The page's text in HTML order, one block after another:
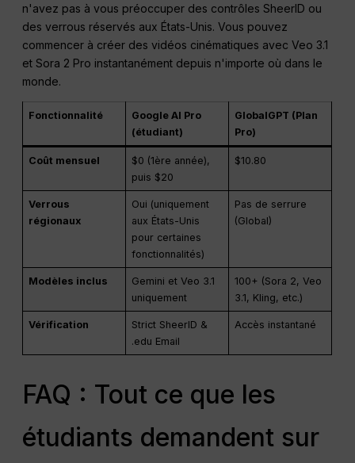
n'avez pas à vous préoccuper des contrôles SheerID ou
des verrous réservés aux États-Unis. Vous pouvez
commencer à créer des vidéos cinématiques avec Veo 3.1
et Sora 2 Pro instantanément depuis n'importe où dans le
monde.
Fonctionnalité
Google AI Pro
(étudiant)
GlobalGPT (Plan
Pro)
Coût mensuel
$0 (1ère année),
puis $20
$10.80
Verrous
régionaux
Oui (uniquement
aux États-Unis
pour certaines
fonctionnalités)
Pas de serrure
(Global)
Modèles inclus
Gemini et Veo 3.1
uniquement
100+ (Sora 2, Veo
3.1, Kling, etc.)
Vérification
Strict SheerID &
.edu Email
Accès instantané
FAQ : Tout ce que les
étudiants demandent sur